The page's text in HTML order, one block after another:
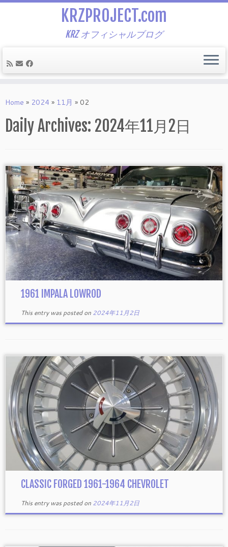
to
KRZPROJECT.com
KRZ オフィシャルブログ
Home » 2024 » 11月 » 02
Daily Archives: 2024年11月2日
1961 IMPALA LOWROD
This entry was posted on 2024年11月2日
CLASSIC FORGED 1961-1964 CHEVROLET
This entry was posted on 2024年11月2日